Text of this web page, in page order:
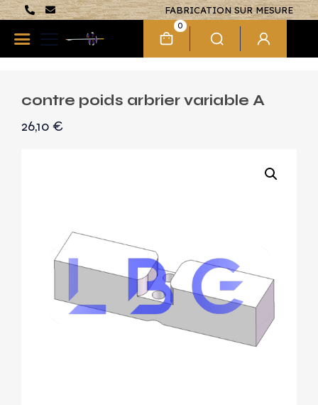
FABRICATION SUR MESURE
0
contre poids arbrier variable A
26,10 €